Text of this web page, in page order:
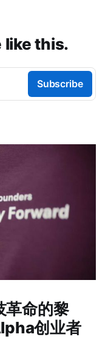
like this.
Subscribe
命的黎
创业者